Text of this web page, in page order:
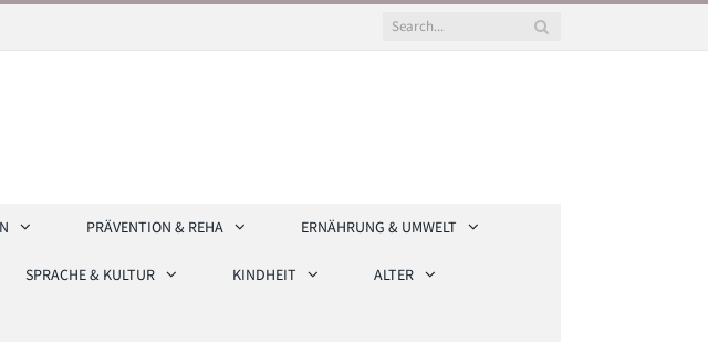
PRÄVENTION & REHA ERNÄHRUNG & UMWELT
SPRACHE & KULTUR KINDHEIT ALTER